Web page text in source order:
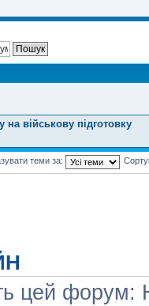
військову підготовку
теми за:
цей форум: